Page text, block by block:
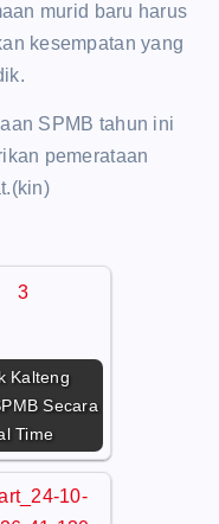
murid baru harus
kesempatan yang
SPMB tahun ini
pemerataan
Kalteng
Secara
Time